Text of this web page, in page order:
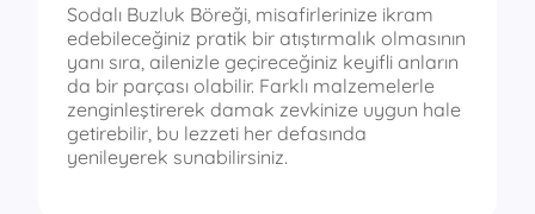
Sodalı Buzluk Böreği, misafirlerinize ikram
edebileceğiniz pratik bir atıştırmalık olmasının
yanı sıra, ailenizle geçireceğiniz keyifli anların
da bir parçası olabilir. Farklı malzemelerle
zenginleştirerek damak zevkinize uygun hale
getirebilir, bu lezzeti her defasında
yenileyerek sunabilirsiniz.